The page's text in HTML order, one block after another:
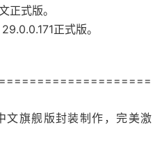
正式版。
正式版。
文旗舰版封装制作，完美激